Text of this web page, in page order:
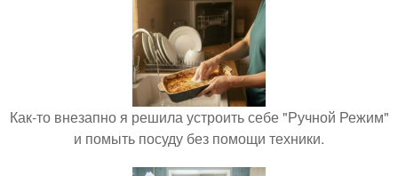
Как-то внезапно я решила устроить себе "Ручной Режим"
и помыть посуду без помощи техники.